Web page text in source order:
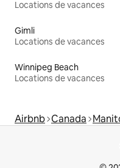
Locations de vacances
Gimli
Locations de vacances
Winnipeg Beach
Locations de vacances
Airbnb Canada